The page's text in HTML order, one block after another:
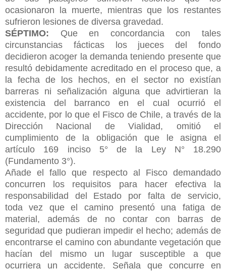
ocasionaron la muerte, mientras que los restantes
sufrieron lesiones de diversa gravedad.
SÉPTIMO: Que en concordancia con tales
circunstancias fácticas los jueces del fondo
decidieron acoger la demanda teniendo presente que
resultó debidamente acreditado en el proceso que, a
la fecha de los hechos, en el sector no existían
barreras ni señalización alguna que advirtieran la
existencia del barranco en el cual ocurrió el
accidente, por lo que el Fisco de Chile, a través de la
Dirección Nacional de Vialidad, omitió el
cumplimiento de la obligación que le asigna el
artículo 169 inciso 5° de la Ley N° 18.290
(Fundamento 3°).
Añade el fallo que respecto al Fisco demandado
concurren los requisitos para hacer efectiva la
responsabilidad del Estado por falta de servicio,
todavez que el camino presentó una fatiga de
material, además de no contar con barras de
seguridad que pudieran impedir el hecho; además de
encontrarse el camino con abundante vegetación que
hacían del mismo un lugar susceptible a que
ocurriera un accidente. Señala que concurre en